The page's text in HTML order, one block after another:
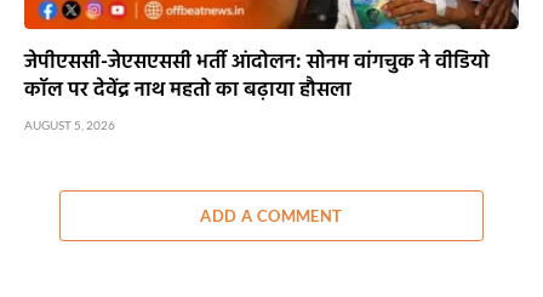
जेपीएससी-जेएसएससी भर्ती आंदोलन: सोनम वांगचुक ने वीडियो
कॉल पर देवेंद्र नाथ महतो का बढ़ाया हौसला
AUGUST 5, 2026
ADD A COMMENT